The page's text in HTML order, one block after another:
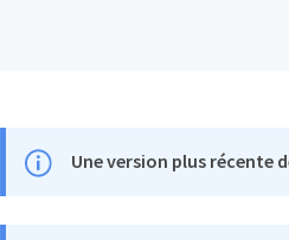
Une version plus récente